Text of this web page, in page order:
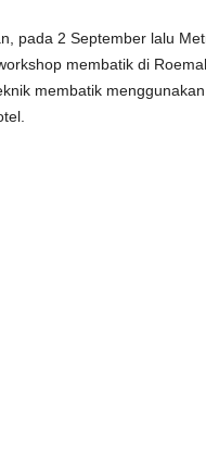
pada 2 September lalu
membatik di
membatik